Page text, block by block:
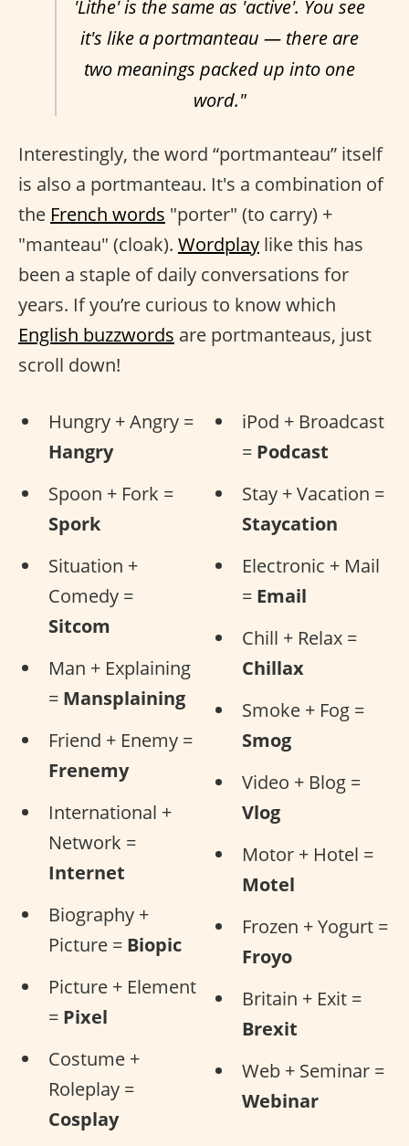
'Lithe' is the same as 'active'. You see
it's like a portmanteau — there are
two meanings packed up into one
word."
Interestingly, the word “portmanteau” itself
is also a portmanteau. It's a combination of
the French words "porter" (to carry) +
"manteau" (cloak). Wordplay like this has
been a staple of daily conversations for
years. If you’re curious to know which
English buzzwords are portmanteaus, just
scroll down!
Hungry + Angry =
Hangry
Spoon + Fork =
Spork
Situation +
Comedy =
Sitcom
Man + Explaining
= Mansplaining
Friend + Enemy =
Frenemy
International +
Network =
Internet
Biography +
Picture = Biopic
Picture + Element
= Pixel
Costume +
Roleplay =
Cosplay
iPod + Broadcast
= Podcast
Stay + Vacation =
Staycation
Electronic + Mail
= Email
Chill + Relax =
Chillax
Smoke + Fog =
Smog
Video + Blog =
Vlog
Motor + Hotel =
Motel
Frozen + Yogurt =
Froyo
Britain + Exit =
Brexit
Web + Seminar =
Webinar